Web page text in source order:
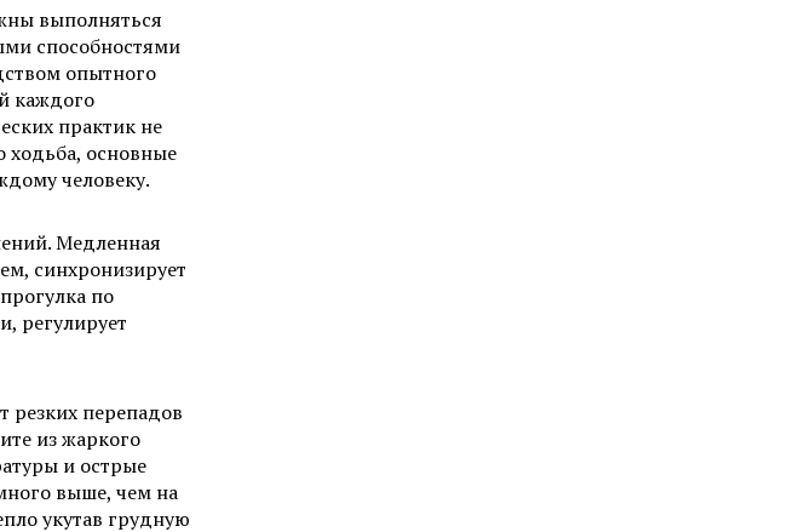
выполняться
способностями
опытного
каждого
практик не
ходьба, основные
человеку.
Медленная
синхронизирует
по
регулирует
резких перепадов
из жаркого
и острые
выше, чем на
укутав грудную